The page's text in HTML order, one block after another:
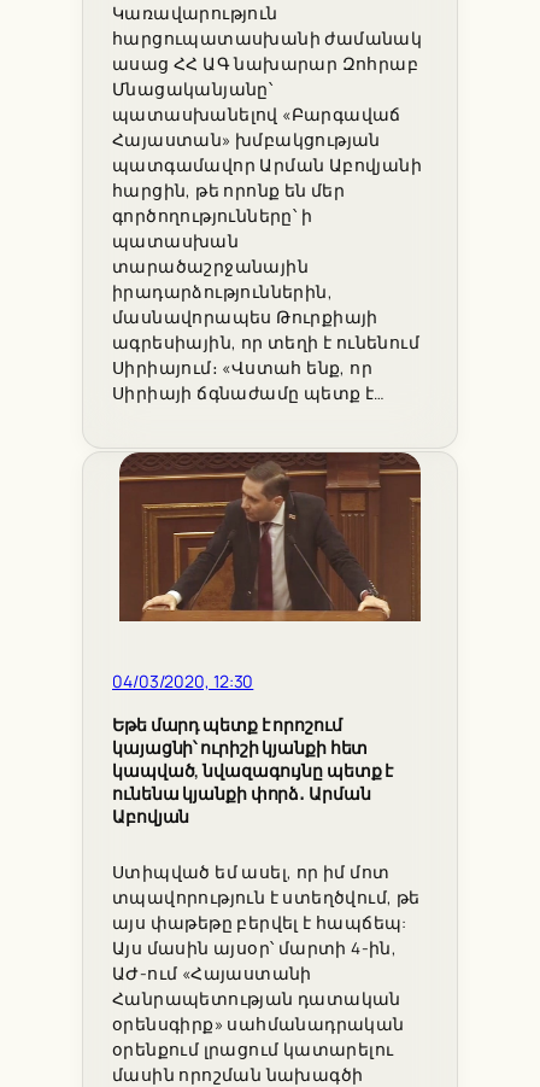
Կառավարություն
հարցուպատասխանի ժամանակ
ասաց ՀՀ ԱԳ նախարար Զոհրաբ
Մնացականյանը՝
պատասխանելով «Բարգավաճ
Հայաստան» խմբակցության
պատգամավոր Արման Աբովյանի
հարցին, թե որոնք են մեր
գործողությունները՝ ի
պատասխան
տարածաշրջանային
իրադարձություններին,
մասնավորապես Թուրքիայի
ագրեսիային, որ տեղի է ունենում
Սիրիայում։ «Վստահ ենք, որ
Սիրիայի ճգնաժամը պետք է…
04/03/2020, 12:30
Եթե մարդ պետք է որոշում
կայացնի՝ ուրիշի կյանքի հետ
կապված, նվազագույնը պետք է
ունենա կյանքի փորձ․ Արման
Աբովյան
Ստիպված եմ ասել, որ իմ մոտ
տպավորություն է ստեղծվում, թե
այս փաթեթը բերվել է հապճեպ:
Այս մասին այսօր՝ մարտի 4-ին,
ԱԺ-ում «Հայաստանի
Հանրապետության դատական
օրենսգիրք» սահմանադրական
օրենքում լրացում կատարելու
մասին որոշման նախագծի